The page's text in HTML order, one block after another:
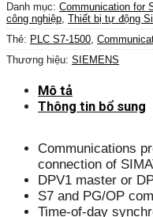
Danh mục: Communication for
công nghiệp, Thiết bị tự động
Thẻ: PLC S7-1500,
Thương hiệu: SIEMENS
Mô tả
Thông tin bổ sung
Communications
connection of
DPV1 master or
S7 and PG/OP
Time-of-day